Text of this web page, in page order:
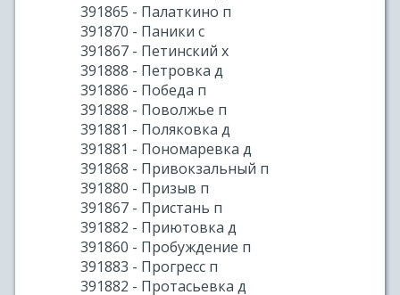
391865 - Палаткино п
391870 - Паники с
391867 - Петинский х
391888 - Петровка д
391886 - Победа п
391888 - Поволжье п
391881 - Поляковка д
391881 - Пономаревка д
391868 - Привокзальный п
391880 - Призыв п
391867 - Пристань п
391882 - Приютовка д
391860 - Пробуждение п
391883 - Прогресс п
391882 - Протасьевка д